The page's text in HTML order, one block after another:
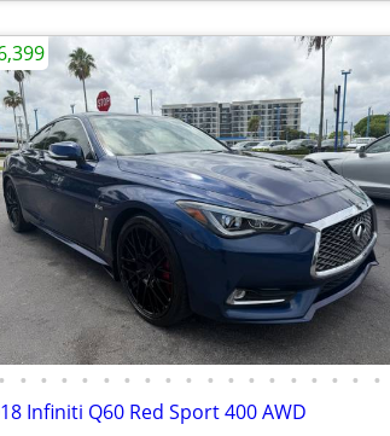
• • • • • • • • • • • • • • • • • • •
Infiniti Q60 Red Sport 400 AWD